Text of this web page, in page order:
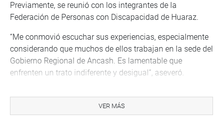
Previamente, se reunió con los integrantes de la
Federación de Personas con Discapacidad de Huaraz.
“Me conmovió escuchar sus experiencias, especialmente
considerando que muchos de ellos trabajan en la sede del
Gobierno Regional de Ancash. Es lamentable que
enfrenten un trato indiferente y desigual”, aseveró.
29973, Ley General de la Persona con Discapacidad que
establece que todas las instituciones públicas deben
VER MÁS